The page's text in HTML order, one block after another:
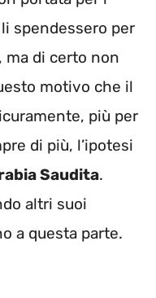
spendessero per
ma di certo non
motivo che il
più per
di più, l’ipotesi
Saudita.
altri suoi
a questa parte.